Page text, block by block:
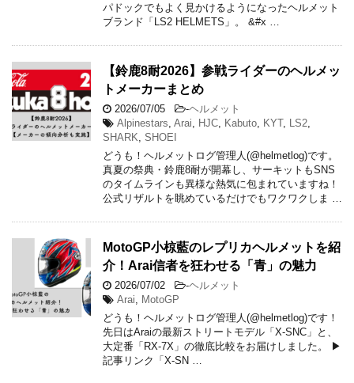
パドックでもよく見かけるようになったヘルメット
ブランド「LS2 HELMETS」。 &#x …
【鈴鹿8耐2026】参戦ライダーのヘルメッ
トメーカーまとめ
2026/07/05 -ヘルメット
Alpinestars Arai HJC Kabuto KYT, LS2
SHARK SHOEI
どうも！ヘルメットログ管理人(@helmetlog)です。
真夏の祭典・鈴鹿8耐が開幕し、サーキットもSNS
のタイムラインも異様な熱気に包まれていますね！
公式リザルトを眺めているだけでもワクワクしま …
MotoGP小椋藍のレプリカヘルメットを紹
介！Arai信者を狂わせる「青」の魅力
2026/07/02 -ヘルメット
Arai
MotoGP
どうも！ヘルメットログ管理人(@helmetlog)です！
先日はAraiの最新ストリートモデル「X-SNC」と、
大定番「RX-7X」の徹底比較をお届けしました。 ▶
記事リンク「X-SN …